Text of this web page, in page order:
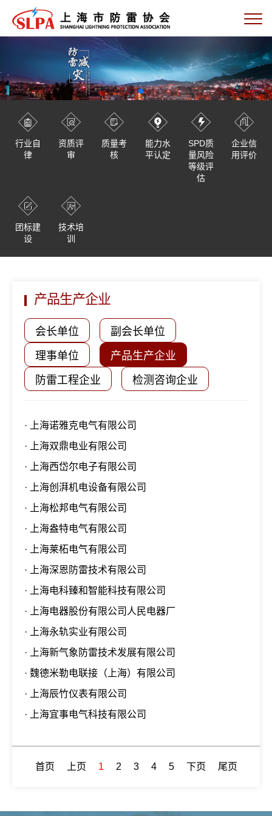
行业自
律
资质评
审
质量考
核
能力水
平认定
SPD质
量风险
等级评
估
企业信
用评价
团标建
设
技术培
训
产品生产企业
会长单位
副会长单位
理事单位
产品生产企业
防雷工程企业
检测咨询企业
· 上海诺雅克电气有限公司
· 上海双鼎电业有限公司
· 上海西岱尔电子有限公司
· 上海创湃机电设备有限公司
· 上海松邦电气有限公司
· 上海盎特电气有限公司
· 上海莱柘电气有限公司
· 上海深恩防雷技术有限公司
· 上海电科臻和智能科技有限公司
· 上海电器股份有限公司人民电器厂
· 上海永轨实业有限公司
· 上海新气象防雷技术发展有限公司
· 魏德米勒电联接（上海）有限公司
· 上海辰竹仪表有限公司
· 上海宜事电气科技有限公司
首页 上页 1 2 3 4 5 下页 尾页